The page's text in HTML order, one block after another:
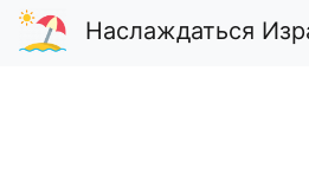
Наслаждаться